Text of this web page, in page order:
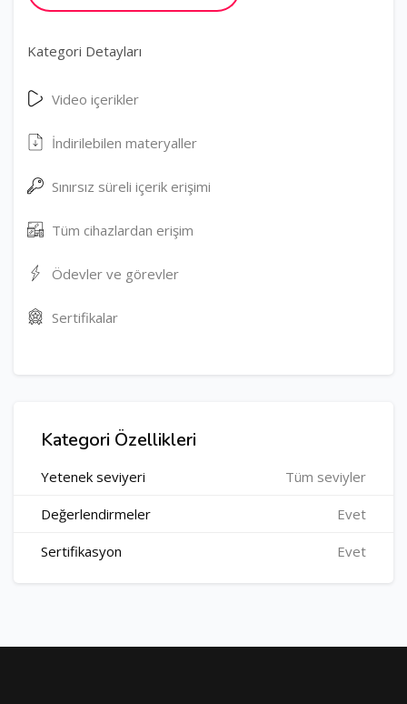
Kategori Detayları
Video içerikler
İndirilebilen materyaller
Sınırsız süreli içerik erişimi
Tüm cihazlardan erişim
Ödevler ve görevler
Sertifikalar
Kategori Özellikleri
Yetenek seviyeri Tüm seviyler
Değerlendirmeler Evet
Sertifikasyon Evet